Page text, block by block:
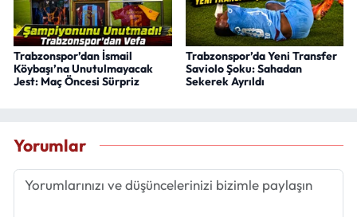
Trabzonspor’dan İsmail
Köybaşı’na Unutulmayacak
Jest: Maç Öncesi Sürpriz
Trabzonspor’da Yeni Transfer
Saviolo Şoku: Sahadan
Sekerek Ayrıldı
Yorumlar